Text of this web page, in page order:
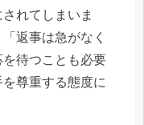
れてしまいま
返事は急がなく
待つことも必要
尊重する態度に